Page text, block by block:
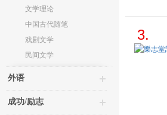
文学理论
中国古代随笔
戏剧文学
民间文学
外语
成功/励志
3.